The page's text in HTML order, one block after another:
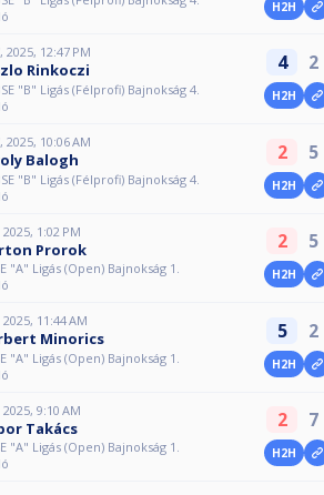
H2H
2025, 12:47 PM
Rinkoczi
"B" Ligás (Félprofi) Bajnokság 4.
4 2
H2H
2025, 10:06 AM
Balogh
"B" Ligás (Félprofi) Bajnokság 4.
2 5
H2H
2025, 1:02 PM
Prorok
"A" Ligás (Open) Bajnokság 1.
2 5
H2H
2025, 11:44 AM
Minorics
"A" Ligás (Open) Bajnokság 1.
5 2
H2H
2025, 9:10 AM
Takács
"A" Ligás (Open) Bajnokság 1.
2 7
H2H